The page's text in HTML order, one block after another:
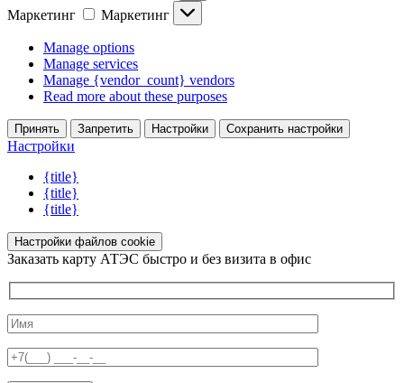
Маркетинг
Маркетинг
Manage options
Manage services
Manage {vendor_count} vendors
Read more about these purposes
Принять Запретить Настройки Сохранить настройки
Настройки
{title}
{title}
{title}
Настройки файлов cookie
Заказать карту АТЭС быстро и без визита в офис